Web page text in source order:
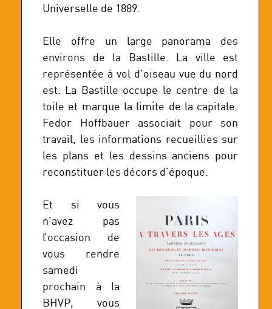
Universelle de 1889.
Elle offre un large panorama des
environs de la Bastille. La ville est
représentée à vol d’oiseau vue du nord
est. La Bastille occupe le centre de la
toile et marque la limite de la capitale.
Fedor Hoffbauer associait pour son
travail, les informations recueillies sur
les plans et les dessins anciens pour
reconstituer les décors d’époque.
Et si vous
n’avez pas
l’occasion de
vous rendre
samedi
prochain à la
BHVP, vous